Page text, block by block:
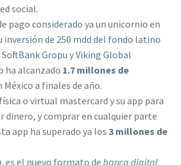
social.
pago considerado ya un unicornio en
inversión de 250 mdd del fondo latino
Gropu y Viking Global
ha alcanzado 1.7 millones de
México a finales de año.
o virtual mastercard y su app para
dinero, y comprar en cualquier parte
app ha superado ya los 3 millones de
, es el nuevo formato de banca digital